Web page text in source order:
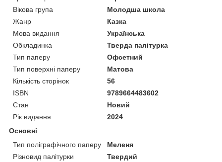
Вікова група
Молодша школа
Жанр
Казка
Мова видання
Українська
Обкладинка
Тверда палітурка
Тип паперу
Офсетний
Тип поверхні паперу
Матова
Кількість сторінок
56
ISBN
9789664483602
Стан
Новий
Рік видання
2024
Основні
Тип поліграфічного паперу
Меленя
Різновид палітурки
Твердий